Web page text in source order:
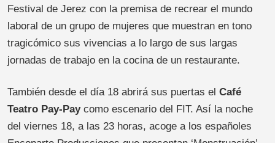
Festival de Jerez con la premisa de recrear el mundo
laboral de un grupo de mujeres que muestran en tono
tragicómico sus vivencias a lo largo de sus largas
jornadas de trabajo en la cocina de un restaurante.
También desde el día 18 abrirá sus puertas el Café
Teatro Pay-Pay como escenario del FIT. Así la noche
del viernes 18, a las 23 horas, acoge a los españoles